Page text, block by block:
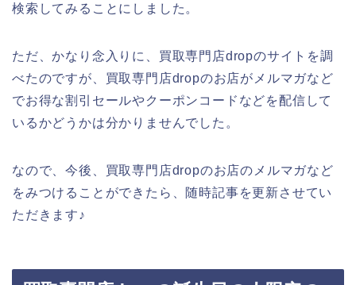
検索してみることにしました。
ただ、かなり念入りに、買取専門店dropのサイトを調
べたのですが、買取専門店dropのお店がメルマガなど
でお得な割引セールやクーポンコードなどを配信して
いるかどうかは分かりませんでした。
なので、今後、買取専門店dropのお店のメルマガなど
をみつけることができたら、随時記事を更新させてい
ただきます♪